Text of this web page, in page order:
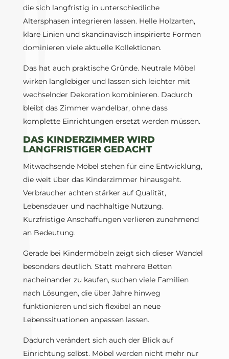
die sich langfristig in unterschiedliche
Altersphasen integrieren lassen. Helle Holzarten,
klare Linien und skandinavisch inspirierte Formen
dominieren viele aktuelle Kollektionen.
Das hat auch praktische Gründe. Neutrale Möbel
wirken langlebiger und lassen sich leichter mit
wechselnder Dekoration kombinieren. Dadurch
bleibt das Zimmer wandelbar, ohne dass
komplette Einrichtungen ersetzt werden müssen.
DAS KINDERZIMMER WIRD
LANGFRISTIGER GEDACHT
Mitwachsende Möbel stehen für eine Entwicklung,
die weit über das Kinderzimmer hinausgeht.
Verbraucher achten stärker auf Qualität,
Lebensdauer und nachhaltige Nutzung.
Kurzfristige Anschaffungen verlieren zunehmend
an Bedeutung.
Gerade bei Kindermöbeln zeigt sich dieser Wandel
besonders deutlich. Statt mehrere Betten
nacheinander zu kaufen, suchen viele Familien
nach Lösungen, die über Jahre hinweg
funktionieren und sich flexibel an neue
Lebenssituationen anpassen lassen.
Dadurch verändert sich auch der Blick auf
Einrichtung selbst. Möbel werden nicht mehr nur